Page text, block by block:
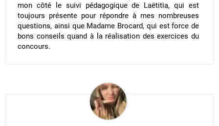
mon côté le suivi pédagogique de Laëtitia, qui est
toujours présente pour répondre à mes nombreuses
questions, ainsi que Madame Brocard, qui est force de
bons conseils quand à la réalisation des exercices du
concours.